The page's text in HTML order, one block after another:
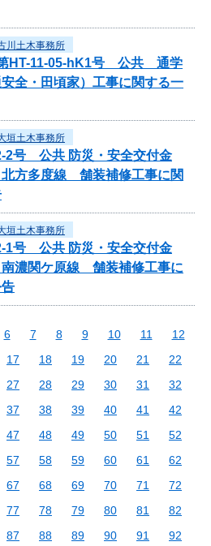
川土木事務所
第HT-11-05-hK1号 公共 通学
全・田頃家）工事に関する一
垣土木事務所
2号 公共 防災・安全交付金
北方多度線 舗装補修工事に関
垣土木事務所
1号 公共 防災・安全交付金
南濃関ケ原線 舗装補修工事に
6 7 8 9 10 11
12
17 18 19 20 21
22
27 28 29 30 31
32
37 38 39 40 41
42
47 48 49 50 51
52
57 58 59 60 61
62
67 68 69 70 71
72
77 78 79 80 81
82
87 88 89 90 91
92